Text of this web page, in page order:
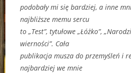
podobały mi się bardziej, a inne
najbliższe memu sercu
to „Test”, tytułowe „Łóżko”,
wierności”. Cała
publikacja musza do przemyśleń i
najbardziej we mnie